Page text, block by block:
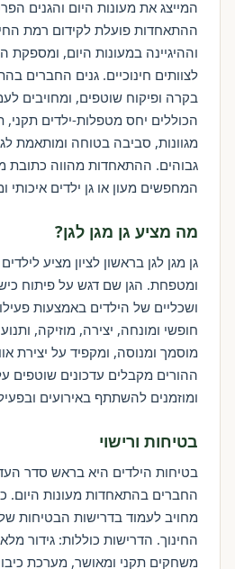
המייצג את מעונות היום והגנים
ההתאחדות פועלת לקידום רמת
וההיגיינה במעונות היום,
לצוותים חינוכיים. גנים החברים
בקרה ופיקוח שוטפים, ומחויבים
הכוללים יחס מטפלות-ילדים תקני,
מגוונות, סביבה בטוחה ומותאמת
גבוהים. ההתאחדות מהווה כתובת
המחפשים מעון או גן ילדים
מה מציע גן מגן לגן?
גן מגן לגן בראשון לציון מציע
ומטפחת. הגן שם דגש על פיתוח
ושכליים של הילדים באמצעות
חופשי ומונחה, יצירה, מוזיקה,
מוסמך ומנוסה, ומקפיד על יצירת
ההורים מקבלים עדכונים שוטפים
ומוזמנים להשתתף באירועים
בטיחות ורישוי
בטיחות הילדים היא בראש סדר
החברים בהתאחדות מעונות היום.
מחויב לעמוד בדרישות הבטיחות
החינוך. הדרישות כוללות: גידור
משחקים תקני ומאושר, מערכת